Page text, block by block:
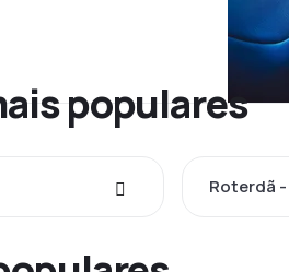
populares
Roterdã